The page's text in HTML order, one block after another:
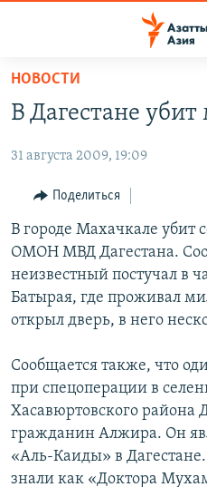
Вернуться
основному
Вернутся
навигации
Вернутся
поиску
КЫРГЫЗСТАН
УЗБЕКИСТАН
ТАДЖИКИСТАН
НОВОСТИ
ВОЙНА В УКРАИНЕ
НА ДРУГИХ ЯЗЫКАХ
ҚАЗАҚША
КЫРГЫЗЧА
ЎЗБЕКЧА
ТОҶИКӢ
TÜRKMENÇE
ПОДПИШИТЕСЬ НА НАС В
Все сайты РСЕ/РС
НОВОСТИ
В Дагестане
31 августа 2009, 19:09
Поделиться
В городе Махачкале убит
ОМОН МВД Дагестана.
неизвестный постучал в
Батырая, где проживал
открыл дверь, в него
Сообщается также, что
при спецоперации в
Хасавюртовского района
гражданин Алжира. Он
«Аль-Каиды» в
знали как «Доктора